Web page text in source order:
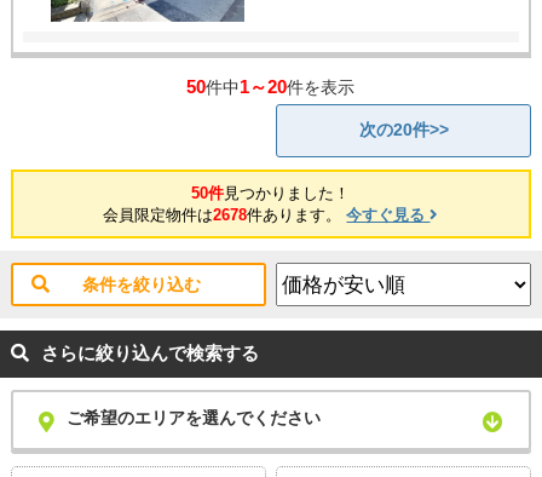
50件中1～20件を表示
次の20件>>
50件見つかりました！
会員限定物件は2678件あります。今すぐ見る
条件を絞り込む
さらに絞り込んで検索する
ご希望のエリアを選んでください